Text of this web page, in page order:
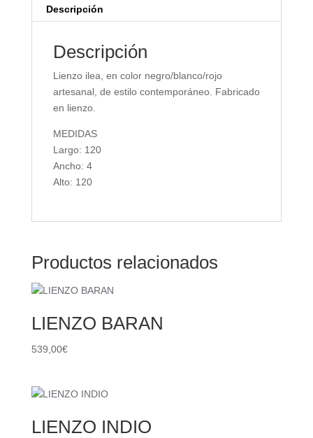
Descripción
Descripción
Lienzo ilea, en color negro/blanco/rojo
artesanal, de estilo contemporáneo. Fabricado
en lienzo.
MEDIDAS
Largo: 120
Ancho: 4
Alto: 120
Productos relacionados
LIENZO BARAN
539,00€
LIENZO INDIO